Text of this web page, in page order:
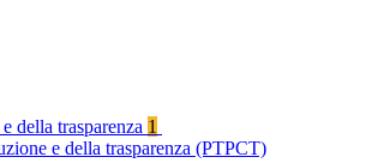
della trasparenza 1
e della trasparenza (PTPCT)